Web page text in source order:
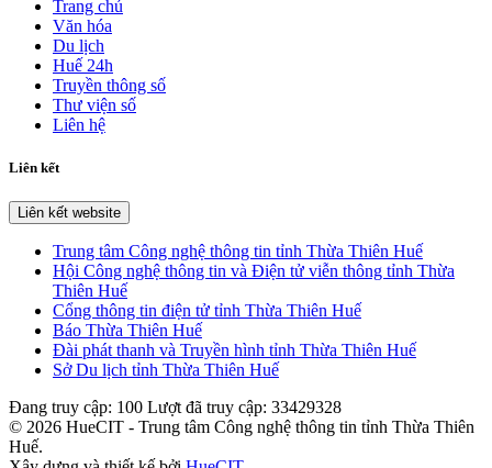
Trang chủ
Văn hóa
Du lịch
Huế 24h
Truyền thông số
Thư viện số
Liên hệ
Liên kết
Liên kết website
Trung tâm Công nghệ thông tin tỉnh Thừa Thiên Huế
Hội Công nghệ thông tin và Điện tử viễn thông tỉnh Thừa
Thiên Huế
Cổng thông tin điện tử tỉnh Thừa Thiên Huế
Báo Thừa Thiên Huế
Đài phát thanh và Truyền hình tỉnh Thừa Thiên Huế
Sở Du lịch tỉnh Thừa Thiên Huế
Đang truy cập: 100 Lượt đã truy cập: 33429328
© 2026 HueCIT - Trung tâm Công nghệ thông tin tỉnh Thừa Thiên
Huế.